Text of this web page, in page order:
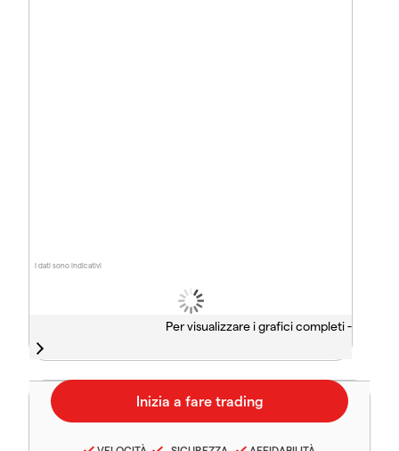
I dati sono indicativi
Per visualizzare i grafici completi -